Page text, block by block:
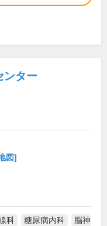
ンター
図]
科 糖尿病内科
脳神